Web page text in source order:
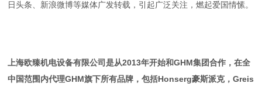
日头条、新浪微博等媒体广发转载，引起广泛关注，燃起爱国情愫。
上海欧臻机电设备有限公司是从2013年开始和GHM集团合作，在全
中国范围内代理GHM旗下所有品牌，包括Honserg豪斯派克，Greis